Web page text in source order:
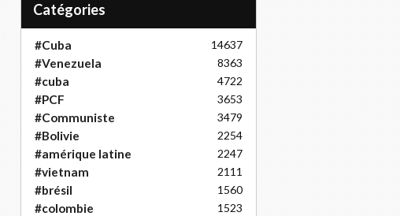
Catégories
#Cuba 14637
#Venezuela 8363
#cuba 4722
#PCF 3653
#Communiste 3479
#Bolivie 2254
#amérique latine 2247
#vietnam 2111
#brésil 1560
#colombie 1523